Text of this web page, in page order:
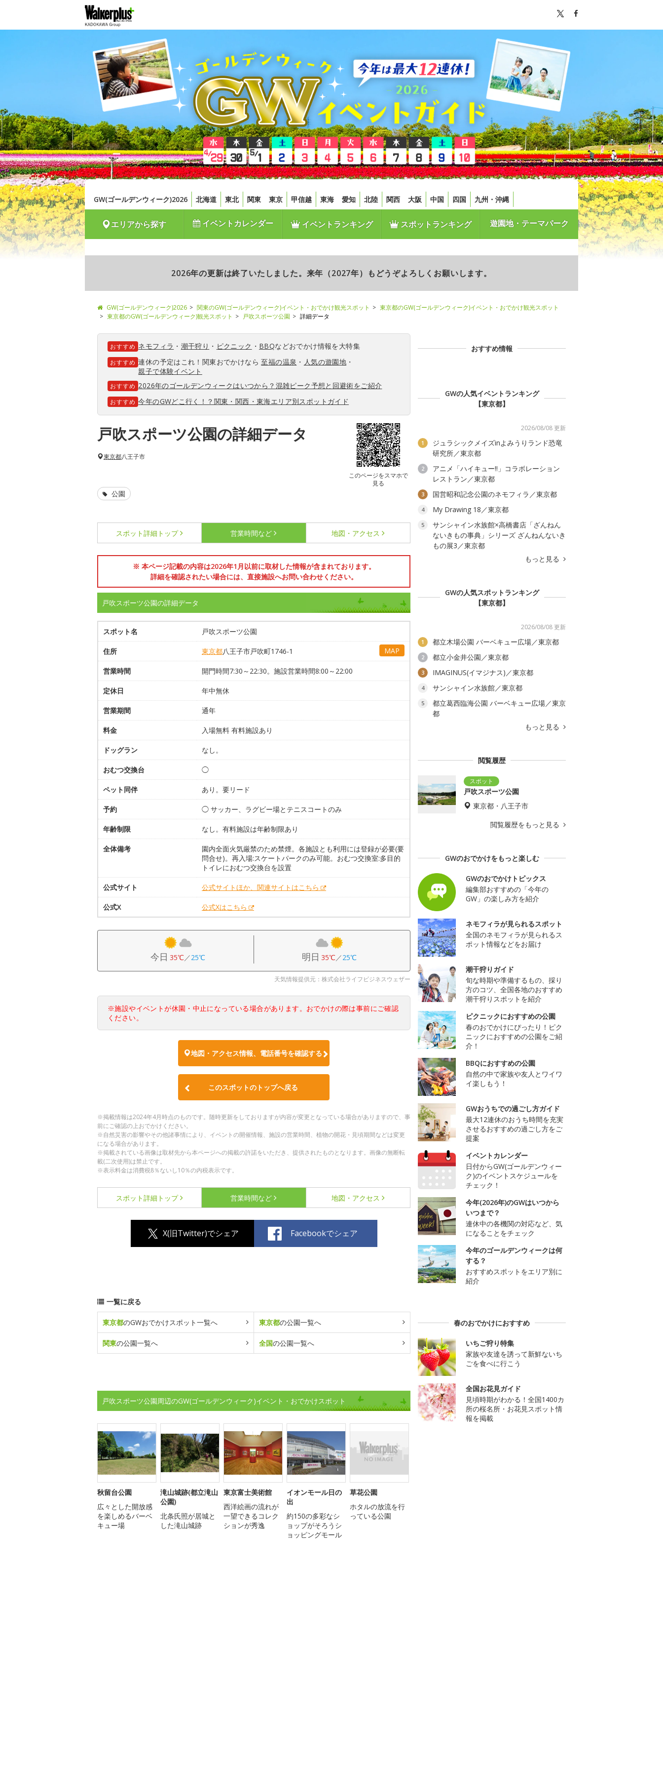
GW(ゴールデンウィーク)2026 北海道 東北 関東 東京 甲信越 東海 愛知 北陸 関西 大阪 中国 四国 九州・沖縄
エリアから探す イベントカレンダー イベントランキング スポットランキング 遊園地・テーマパーク
2026年の更新は終了いたしました。来年（2027年）もどうぞよろしくお願いします。
GW(ゴールデンウィーク)2026 関東のGW(ゴールデンウィーク)イベント・おでかけ観光スポット
東京都のGW(ゴールデンウィーク)イベント・おでかけ観光スポット
東京都のGW(ゴールデンウィーク)観光スポット
戸吹スポーツ公園 詳細データ
おすすめ ネモフィラ ・ 潮干狩り ・ ピクニック ・ BBQなどおでかけ情報を大特集
おすすめ 連休の予定はこれ！関東おでかけなら至福の温泉 ・ 人気の遊園地 ・
親子で体験イベント
おすすめ 2026年のゴールデンウィークはいつから？混雑ピーク予想と回避術をご紹介
おすすめ 今年のGWどこ行く！？関東・関西・東海エリア別スポットガイド
戸吹スポーツ公園の詳細データ
このページをスマホで
見る
東京都八王子市
公園
スポット詳細 トップ 営業時間など 地図・アクセス
※ 本ページ記載の内容は2026年1月以前に取材した情報が含まれております。
詳細を確認されたい場合には、直接施設へお問い合わせください。
戸吹スポーツ公園の詳細データ
スポット名 戸吹スポーツ公園
住所 東京都八王子市戸吹町1746-1 MAP
営業時間 開門時間7:30～22:30。施設営業時間8:00～22:00
定休日 年中無休
営業期間 通年
料金 入場無料 有料施設あり
ドッグラン なし。
おむつ交換台 ◯
ペット同伴 あり。要リード
予約 ◯ サッカー、ラグビー場とテニスコートのみ
年齢制限 なし。有料施設は年齢制限あり
全体備考
園内全面火気厳禁のため禁煙。各施設とも利用には登録が必要(要
問合せ)。再入場:スケートパークのみ可能。おむつ交換室:多目的
トイレにおむつ交換台を設置
公式サイト 公式サイトほか、関連サイトはこちら
公式X 公式Xはこちら
今日 35℃／25℃ 明日 35℃／25℃
天気情報提供元：株式会社ライフビジネスウェザー
※施設やイベントが休園・中止になっている場合があります。おでかけの際は事前にご確認
ください。
地図・アクセス情報、電話番号を確認する
このスポットのトップへ戻る
※掲載情報は2024年4月時点のものです。随時更新をしておりますが内容が変更となっている場合がありますので、事
前にご確認の上おでかけください。
※自然災害の影響やその他諸事情により、イベントの開催情報、施設の営業時間、植物の開花・見頃期間などは変更
になる場合があります。
※掲載されている画像は取材先から本ページへの掲載の許諾をいただき、提供されたものとなります。画像の無断転
載(二次使用)は禁止です。
※表示料金は消費税8％ないし10％の内税表示です。
スポット詳細 トップ 営業時間など 地図・アクセス
X(旧Twitter)でシェア Facebookでシェア
一覧に戻る
東京都のGWおでかけスポット一覧へ 東京都の公園一覧へ
関東の公園一覧へ 全国の公園一覧へ
戸吹スポーツ公園周辺のGW(ゴールデンウィーク)イベント・おでかけスポット
秋留台公園
広々とした開放感
を楽しめるバーベ
キュー場
滝山城跡(都立滝山
公園)
北条氏照が居城と
した滝山城跡
東京富士美術館
西洋絵画の流れが
一望できるコレク
ションが秀逸
イオンモール日の
出
約150の多彩なシ
ョップがそろうシ
ョッピングモール
草花公園
ホタルの放流を行
っている公園
おすすめ情報
GWの人気イベントランキング
【東京都】
2026/08/08 更新
1
ジュラシックメイズinよみうりランド恐竜
研究所／東京都
2
アニメ「ハイキュー!!」コラボレーション
レストラン／東京都
3 国営昭和記念公園のネモフィラ／東京都
4 My Drawing 18／東京都
5
サンシャイン水族館×高橋書店「ざんねん
ないきもの事典」シリーズ ざんねんないき
もの展3／東京都
もっと見る
GWの人気スポットランキング
【東京都】
2026/08/08 更新
1 都立木場公園 バーベキュー広場／東京都
2 都立小金井公園／東京都
3 IMAGINUS(イマジナス)／東京都
4 サンシャイン水族館／東京都
5
都立葛西臨海公園 バーベキュー広場／東京
都
もっと見る
閲覧履歴
戸吹スポーツ公園
東京都・八王子市
閲覧履歴をもっと見る
GWのおでかけをもっと楽しむ
GWのおでかけトピックス
編集部おすすめの「今年の
GW」の楽しみ方を紹介
ネモフィラが見られるスポット
全国のネモフィラが見られるス
ポット情報などをお届け
潮干狩りガイド
旬な時期や準備するもの、採り
方のコツ、全国各地のおすすめ
潮干狩りスポットを紹介
ピクニックにおすすめの公園
春のおでかけにぴったり！ピク
ニックにおすすめの公園をご紹
介！
BBQにおすすめの公園
自然の中で家族や友人とワイワ
イ楽しもう！
GWおうちでの過ごし方ガイド
最大12連休のおうち時間を充実
させるおすすめの過ごし方をご
提案
イベントカレンダー
日付からGW(ゴールデンウィー
ク)のイベントスケジュールを
チェック！
今年(2026年)のGWはいつから
いつまで？
連休中の各機関の対応など、気
になることをチェック
今年のゴールデンウィークは何
する？
おすすめスポットをエリア別に
紹介
春のおでかけにおすすめ
いちご狩り特集
家族や友達を誘って新鮮ないち
ごを食べに行こう
全国お花見ガイド
見頃時期がわかる！全国1400カ
所の桜名所・お花見スポット情
報を掲載